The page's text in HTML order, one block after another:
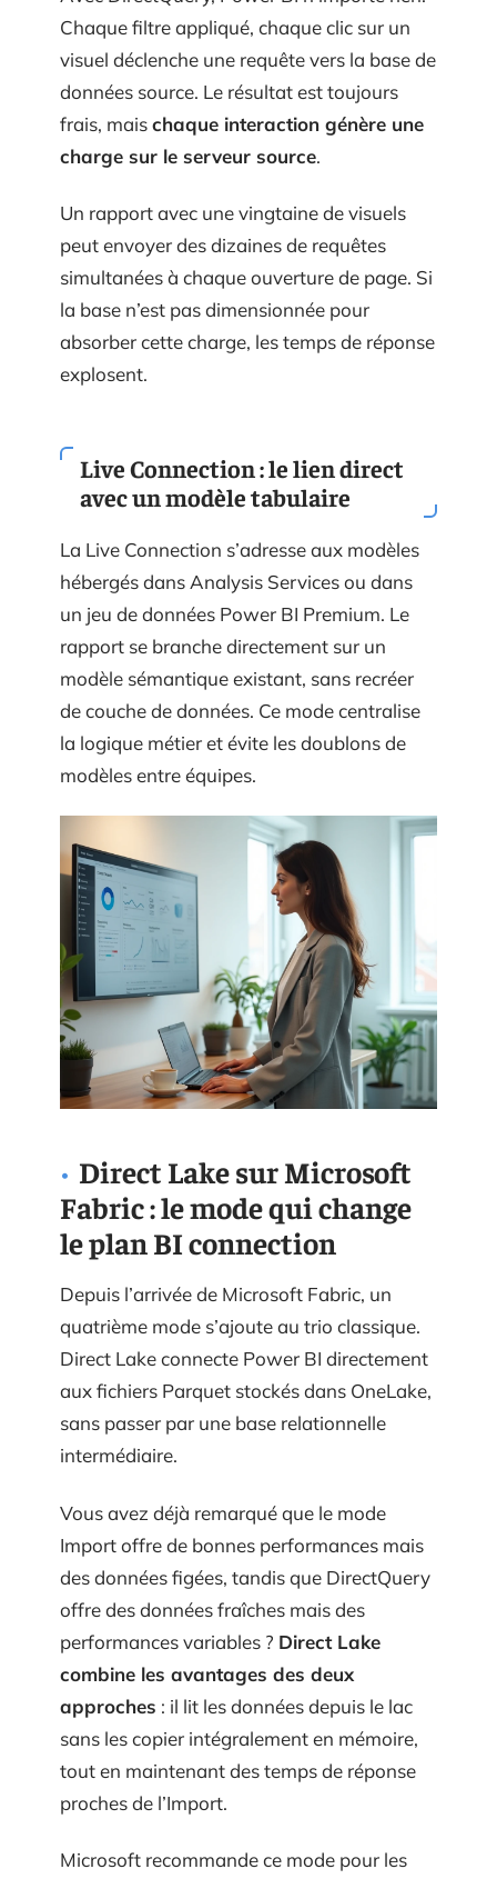
Chaque filtre appliqué, chaque clic sur un
visuel déclenche une requête vers la base de
données source. Le résultat est toujours
frais, maischaque interaction génère une
charge sur le serveur source.
Un rapport avec une vingtaine de visuels
peut envoyer des dizaines de requêtes
simultanées à chaque ouverture de page. Si
la base n’est pas dimensionnée pour
absorber cette charge, les temps de réponse
explosent.
Live Connection : le lien direct
avec un modèle tabulaire
La Live Connection s’adresse aux modèles
hébergés dans Analysis Services ou dans
un jeu de données Power BI Premium. Le
rapport se branche directement sur un
modèle sémantique existant, sans recréer
de couche de données. Ce mode centralise
la logique métier et évite les doublons de
modèles entre équipes.
Direct Lake sur Microsoft
Fabric : le mode qui change
le plan BI connection
Depuis l’arrivée de Microsoft Fabric, un
quatrième mode s’ajoute au trio classique.
Direct Lake connecte Power BI directement
aux fichiers Parquet stockés dans OneLake,
sans passer par une base relationnelle
intermédiaire.
Vous avez déjà remarqué que le mode
Import offre de bonnes performances mais
des données figées, tandis que DirectQuery
offre des données fraîches mais des
performances variables ? Direct Lake
combine les avantages des deux
approches : il lit les données depuis le lac
sans les copier intégralement en mémoire,
tout en maintenant des temps de réponse
proches de l’Import.
Microsoft recommande ce mode pour les